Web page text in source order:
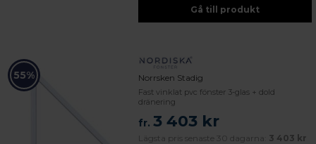
Gå till produkt
55% Norrsken Stadig
Fast vinklat pvc fönster 3-glas + dold
dränering
fr. 3 403 kr
Lägsta pris senaste 30 dagarna: 3 403 kr